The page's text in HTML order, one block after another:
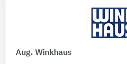
Aug. Winkhaus